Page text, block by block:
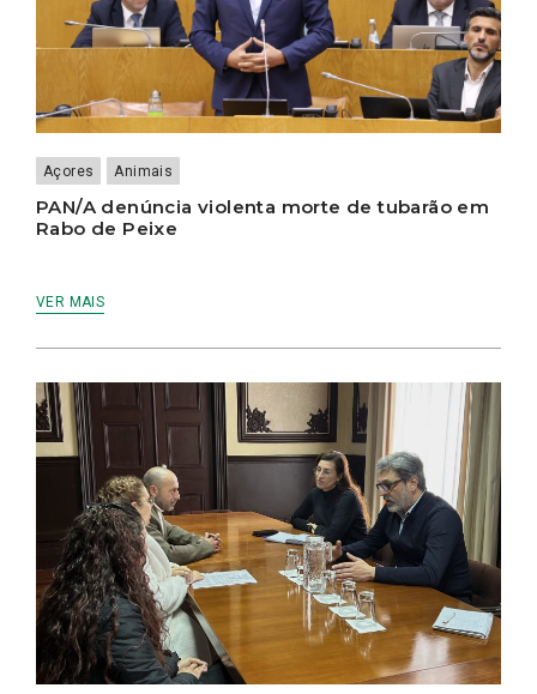
Açores Animais
PAN/A denúncia violenta morte de tubarão em
Rabo de Peixe
VER MAIS